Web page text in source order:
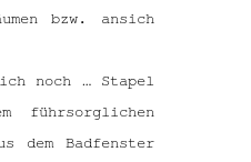
bzw. ansich
noch … Stapel
führsorglichen
dem Badfenster